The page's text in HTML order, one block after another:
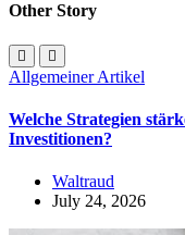
Other Story
Allgemeiner Artikel
Welche Strategien
Investitionen?
Waltraud
July 24, 2026